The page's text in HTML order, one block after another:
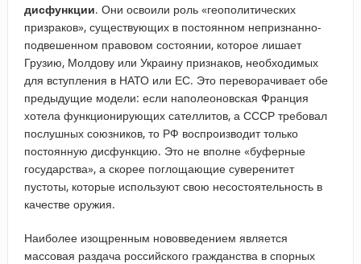
дисфункции. Они освоили роль «геополитических
призраков», существующих в постоянном непризнанно-
подвешенном правовом состоянии, которое лишает
Грузию, Молдову или Украину признаков, необходимых
для вступления в НАТО или ЕС. Это переворачивает обе
предыдущие модели: если наполеоновская Франция
хотела функционирующих сателлитов, а СССР требовал
послушных союзников, то РФ воспроизводит только
постоянную дисфункцию. Это не вполне «буферные
государства», а скорее поглощающие суверенитет
пустоты, которые используют свою несостоятельность в
качестве оружия.
Наиболее изощренным нововведением является
массовая раздача российского гражданства в спорных